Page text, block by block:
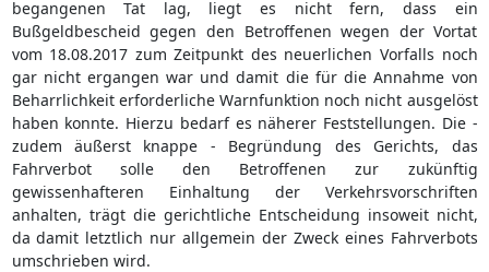
begangenen Tat lag, liegt es nicht fern, dass ein
Bußgeldbescheid gegen den Betroffenen wegen der Vortat
vom 18.08.2017 zum Zeitpunkt des neuerlichen Vorfalls noch
gar nicht ergangen war und damit die für die Annahme von
Beharrlichkeit erforderliche Warnfunktion noch nicht ausgelöst
haben konnte. Hierzu bedarf es näherer Feststellungen. Die -
zudem äußerst knappe - Begründung des Gerichts, das
Fahrverbot solle den Betroffenen zur zukünftig
gewissenhafteren Einhaltung der Verkehrsvorschriften
anhalten, trägt die gerichtliche Entscheidung insoweit nicht,
da damit letztlich nur allgemein der Zweck eines Fahrverbots
umschrieben wird.